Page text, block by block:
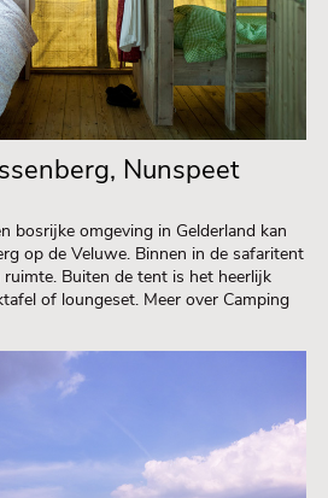
Nunspeet
bosrijke omgeving in Gelderland kan
op de Veluwe. Binnen in de safaritent
Buiten de tent is het heerlijk
of loungeset. Meer over Camping